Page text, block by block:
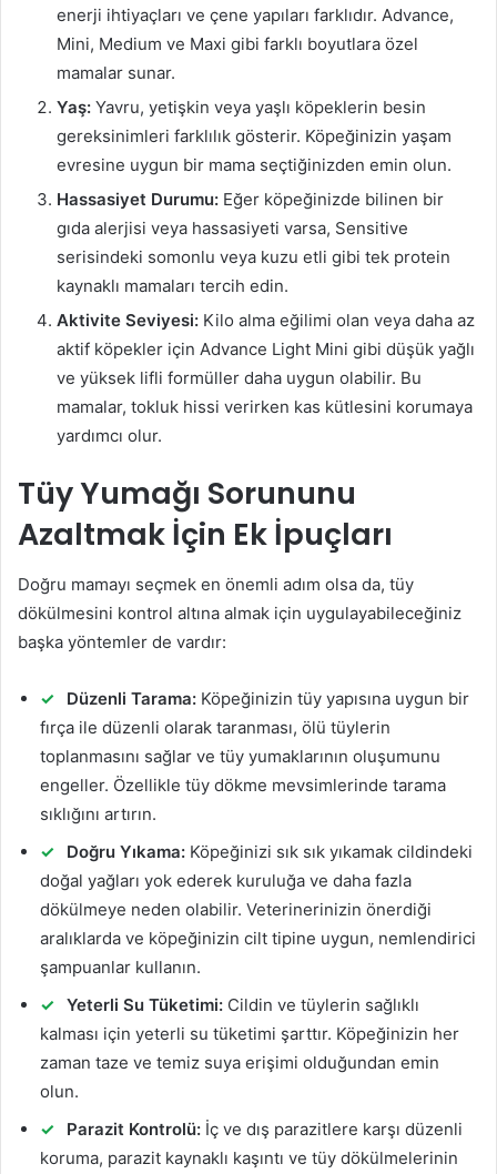
enerji ihtiyaçları ve çene yapıları farklıdır. Advance,
Mini, Medium ve Maxi gibi farklı boyutlara özel
mamalar sunar.
Yaş: Yavru, yetişkin veya yaşlı köpeklerin besin
gereksinimleri farklılık gösterir. Köpeğinizin yaşam
evresine uygun bir mama seçtiğinizden emin olun.
Hassasiyet Durumu: Eğer köpeğinizde bilinen bir
gıda alerjisi veya hassasiyeti varsa, Sensitive
serisindeki somonlu veya kuzu etli gibi tek protein
kaynaklı mamaları tercih edin.
Aktivite Seviyesi: Kilo alma eğilimi olan veya daha az
aktif köpekler için Advance Light Mini gibi düşük yağlı
ve yüksek lifli formüller daha uygun olabilir. Bu
mamalar, tokluk hissi verirken kas kütlesini korumaya
yardımcı olur.
Tüy Yumağı Sorununu
Azaltmak İçin Ek İpuçları
Doğru mamayı seçmek en önemli adım olsa da, tüy
dökülmesini kontrol altına almak için uygulayabileceğiniz
başka yöntemler de vardır:
Düzenli Tarama: Köpeğinizin tüy yapısına uygun bir
fırça ile düzenli olarak taranması, ölü tüylerin
toplanmasını sağlar ve tüy yumaklarının oluşumunu
engeller. Özellikle tüy dökme mevsimlerinde tarama
sıklığını artırın.
Doğru Yıkama: Köpeğinizi sık sık yıkamak cildindeki
doğal yağları yok ederek kuruluğa ve daha fazla
dökülmeye neden olabilir. Veterinerinizin önerdiği
aralıklarda ve köpeğinizin cilt tipine uygun, nemlendirici
şampuanlar kullanın.
Yeterli Su Tüketimi: Cildin ve tüylerin sağlıklı
kalması için yeterli su tüketimi şarttır. Köpeğinizin her
zaman taze ve temiz suya erişimi olduğundan emin
olun.
Parazit Kontrolü: İç ve dış parazitlere karşı düzenli
koruma, parazit kaynaklı kaşıntı ve tüy dökülmelerinin